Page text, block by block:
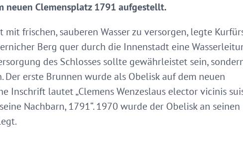
neuen Clemensplatz 1791 aufgestellt.
frischen, sauberen Wasser zu versorgen, legte
Berg quer durch die Innenstadt eine
des Schlosses sollte gewährleistet sein,
erste Brunnen wurde als Obelisk auf dem neuen
Inschrift lautet „Clemens Wenzeslaus elector vicinis
Nachbarn, 1791“. 1970 wurde der Obelisk an seinen